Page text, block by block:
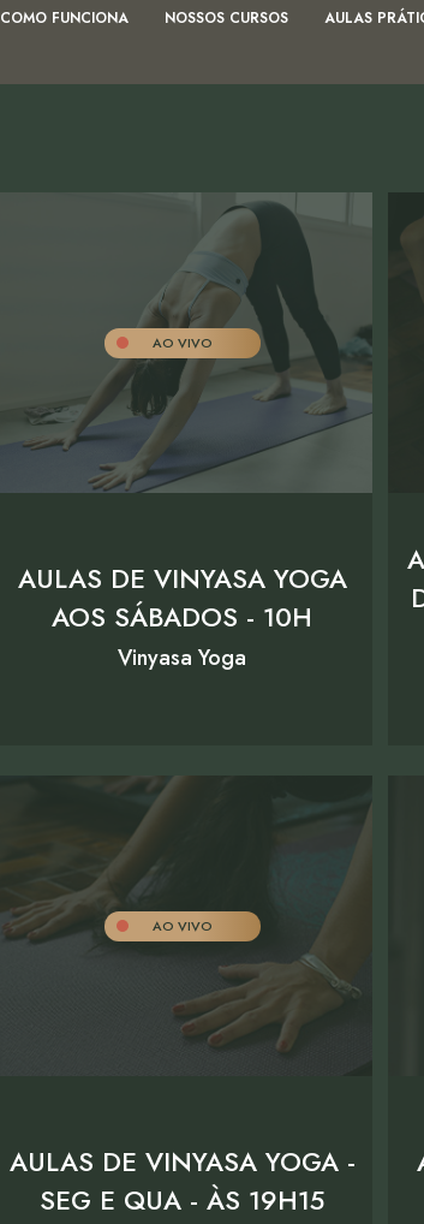
COMO FUNCIONA NOSSOS CURSOS AULAS
AO VIVO
AULAS DE VINYASA YOGA
AOS SÁBADOS - 10H
Vinyasa Yoga
AO VIVO
AULAS DE VINYASA YOGA -
SEG E QUA - ÀS 19H15